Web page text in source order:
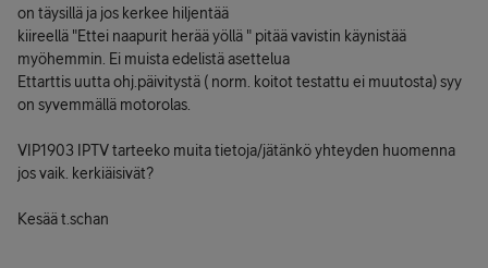
on täysillä ja jos kerkee hiljentää
kiireellä "Ettei naapurit herää yöllä " pitää vavistin käynistää
myöhemmin. Ei muista edelistä asettelua
Ettarttis uutta ohj.päivitystä ( norm. koitot testattu ei muutosta) syy
on syvemmällä motorolas.
VIP1903 IPTV tarteeko muita tietoja/jätänkö yhteyden huomenna
jos vaik. kerkiäisivät?
Kesää t.schan